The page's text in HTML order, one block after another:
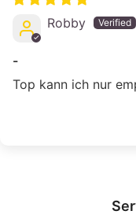
Robby
-
Top kann ich nur